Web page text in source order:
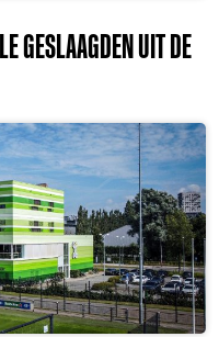
GESLAAGDEN UIT DE